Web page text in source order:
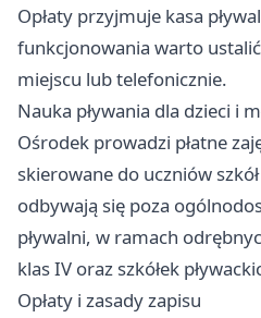
Opłaty przyjmuje kasa
funkcjonowania warto
miejscu lub telefonicznie.
Nauka pływania dla dzieci i
Ośrodek prowadzi płatne
skierowane do uczniów
odbywają się poza
pływalni, w ramach
klas IV oraz szkółek
Opłaty i zasady zapisu